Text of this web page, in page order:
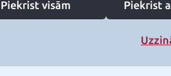
Piekrist visām Piekrist